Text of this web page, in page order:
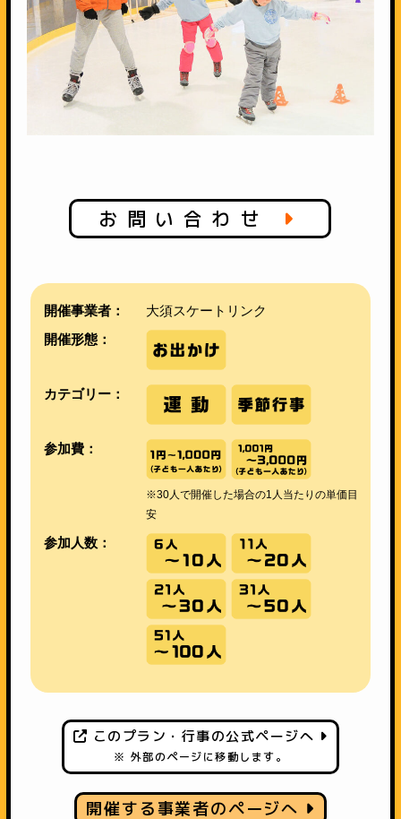
お問い合わせ
開催事業者：
大須スケートリンク
開催形態：
カテゴリー：
参加費：
※30人で開催した場合の1人当たりの単価目
安
参加人数：
このプラン・行事の公式ページへ
※ 外部のページに移動します。
開催する事業者のページへ